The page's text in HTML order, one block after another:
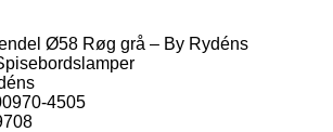
Ø58 Røg grå – By Rydéns
4505